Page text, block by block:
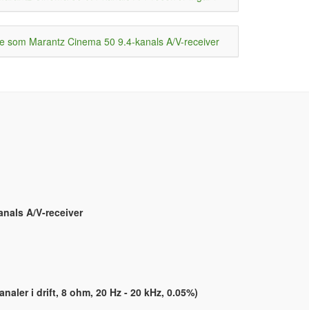
samma bekymmer tidigare med en soundbar.
Trooor(!) jag har fått ordning på det nu genom att stänga
av, "Ljudfördröjning Auto=Av" på Cinema 50, och "Match
screen and sound: Bypass=Off" på LG TV'n.
som Marantz Cinema 50 9.4-kanals A/V-receiver
A/V-receiver
i drift, 8 ohm, 20 Hz - 20 kHz, 0.05%)